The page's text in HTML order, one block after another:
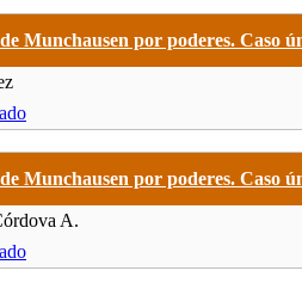
Munchausen por poderes. Caso
Munchausen por poderes. Caso
A.